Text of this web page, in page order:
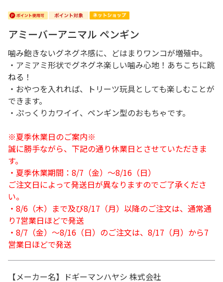
アミーバーアニマル ペンギン
噛み飽きないグネグネ感に、どはまりワンコが増殖中。
・アミアミ形状でグネグネ楽しい噛み心地！あちこちに跳
ねる！
・おやつを入れれば、トリーツ玩具としても楽しむことが
できます。
・ぷっくりカワイイ、ペンギン型のおもちゃです。
※夏季休業日のご案内※
誠に勝手ながら、下記の通り休業日とさせていただきま
す。
・夏季休業期間：8/7（金）～8/16（日）
ご注文日によって発送日が異なりますのでご了承くださ
い。
・8/6（木）まで及び8/17（月）以降のご注文は、通常通
り7営業日ほどで発送
・8/7（金）～8/16（日）のご注文は、8/17（月）から7
営業日ほどで発送
【メーカー名】ドギーマンハヤシ 株式会社